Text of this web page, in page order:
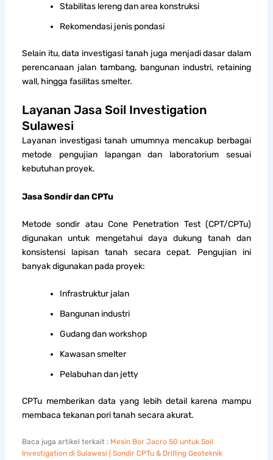
Stabilitas lereng dan area konstruksi
Rekomendasi jenis pondasi
Selain itu, data investigasi tanah juga menjadi dasar dalam
perencanaan jalan tambang, bangunan industri, retaining
wall, hingga fasilitas smelter.
Layanan Jasa Soil Investigation
Sulawesi
Layanan investigasi tanah umumnya mencakup berbagai
metode pengujian lapangan dan laboratorium sesuai
kebutuhan proyek.
Jasa Sondir dan CPTu
Metode sondir atau Cone Penetration Test (CPT/CPTu)
digunakan untuk mengetahui daya dukung tanah dan
konsistensi lapisan tanah secara cepat. Pengujian ini
banyak digunakan pada proyek:
Infrastruktur jalan
Bangunan industri
Gudang dan workshop
Kawasan smelter
Pelabuhan dan jetty
CPTu memberikan data yang lebih detail karena mampu
membaca tekanan pori tanah secara akurat.
Baca juga artikel terkait : Mesin Bor Jacro 50 untuk Soil
Investigation di Sulawesi | Sondir CPTu & Drilling Geoteknik